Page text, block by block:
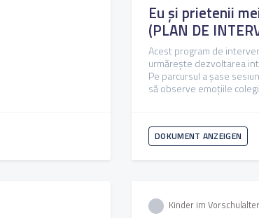
Eu și prietenii
(PLAN DE
Acest program de
urmărește dezvoltarea
Pe parcursul a șase
să observe emoțiile
DOKUMENT ANZEIGEN
Kinder im Vorschulalter